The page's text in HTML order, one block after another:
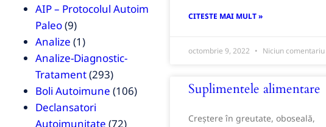
AIP – Protocolul Autoim
Paleo(9)
Analize (1)
Analize-Diagnostic-
Tratament(293)
Boli Autoimune (106)
Declansatori
Autoimunitate (72)
CITESTE MAI MULT »
octombrie 9, 2022 Niciun comentariu
Suplimentele alimentare
Creștere în greutate, oboseală,